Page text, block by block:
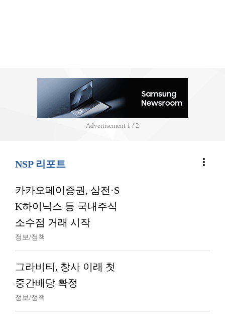
Advertisement 2 / 2
NSP 리포트 more_vert
카카오페이증권, 삼전·S
K하이닉스 등 국내주식
소수점 거래 시작
정보/정책
그라비티, 창사 이래 첫
중간배당 확정
정보/정책